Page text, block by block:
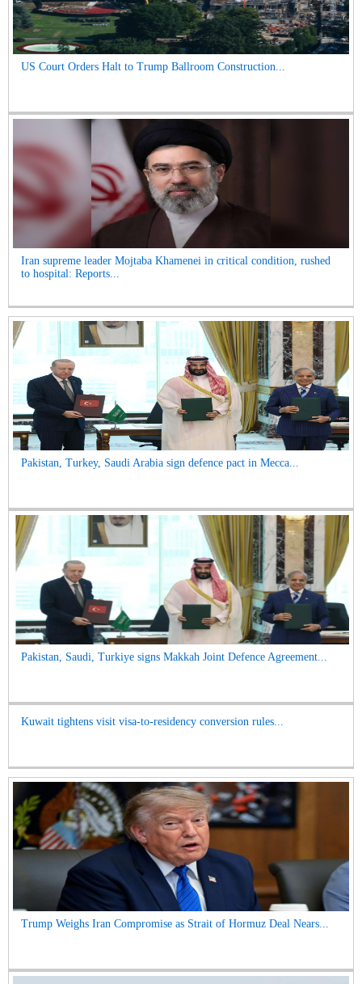
US Court Orders Halt to Trump Ballroom Construction...
Iran supreme leader Mojtaba Khamenei in critical condition, rushed
to hospital: Reports...
Pakistan, Turkey, Saudi Arabia sign defence pact in Mecca...
Pakistan, Saudi, Turkiye signs Makkah Joint Defence Agreement...
Kuwait tightens visit visa-to-residency conversion rules...
Trump Weighs Iran Compromise as Strait of Hormuz Deal Nears...